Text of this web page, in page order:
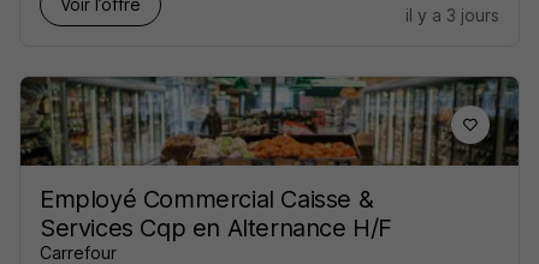
Voir l’offre
il y a 3 jours
Employé Commercial Caisse &
Services Cqp en Alternance H/F
Carrefour